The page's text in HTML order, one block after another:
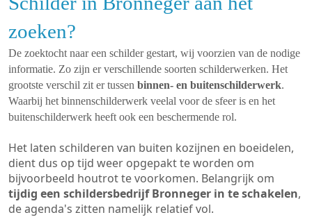
zoeken?
De zoektocht naar een schilder gestart, wij voorzien van de nodige
informatie. Zo zijn er verschillende soorten schilderwerken. Het
grootste verschil zit er tussen binnen- en buitenschilderwerk.
Waarbij het binnenschilderwerk veelal voor de sfeer is en het
buitenschilderwerk heeft ook een beschermende rol.
Het laten schilderen van buiten kozijnen en boeidelen,
dient dus op tijd weer opgepakt te worden om
bijvoorbeeld houtrot te voorkomen. Belangrijk om
tijdig een schildersbedrijf Bronneger in te schakelen,
de agenda's zitten namelijk relatief vol.